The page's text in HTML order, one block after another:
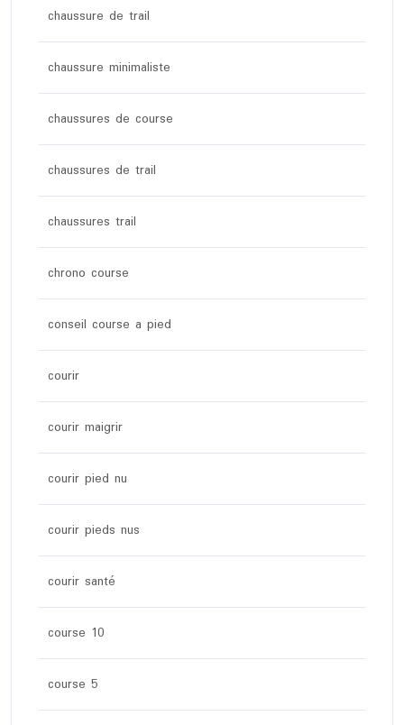
chaussure de trail
chaussure minimaliste
chaussures de course
chaussures de trail
chaussures trail
chrono course
conseil course a pied
courir
courir maigrir
courir pied nu
courir pieds nus
courir santé
course 10
course 5